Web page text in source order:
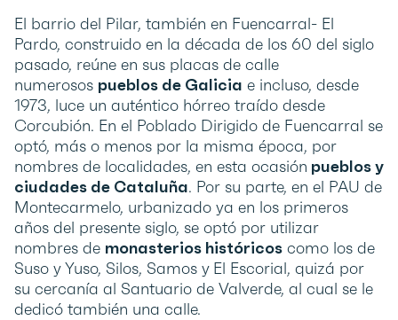
El barrio del Pilar, también en Fuencarral- El
Pardo, construido en la década de los 60 del siglo
pasado, reúne en sus placas de calle
numerosos pueblos de Galicia e incluso, desde
1973, luce un auténtico hórreo traído desde
Corcubión. En el Poblado Dirigido de Fuencarral se
optó, más o menos por la misma época, por
nombres de localidades, en esta ocasión pueblos y
ciudades de Cataluña. Por su parte, en el PAU de
Montecarmelo, urbanizado ya en los primeros
años del presente siglo, se optó por utilizar
nombres de monasterios históricos como los de
Suso y Yuso, Silos, Samos y El Escorial, quizá por
su cercanía al Santuario de Valverde, al cual se le
dedicó también una calle.